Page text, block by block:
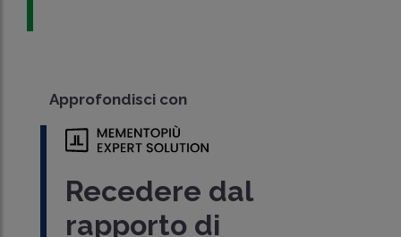
Approfondisci con
Recedere dal
rapporto di